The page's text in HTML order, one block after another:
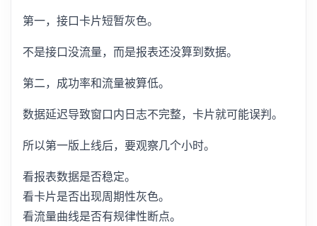
第一，接口卡片短暂灰色。
不是接口没流量，而是报表还没算到数据。
第二，成功率和流量被算低。
数据延迟导致窗口内日志不完整，卡片就可能误判。
所以第一版上线后，要观察几个小时。
看报表数据是否稳定。
看卡片是否出现周期性灰色。
看流量曲线是否有规律性断点。